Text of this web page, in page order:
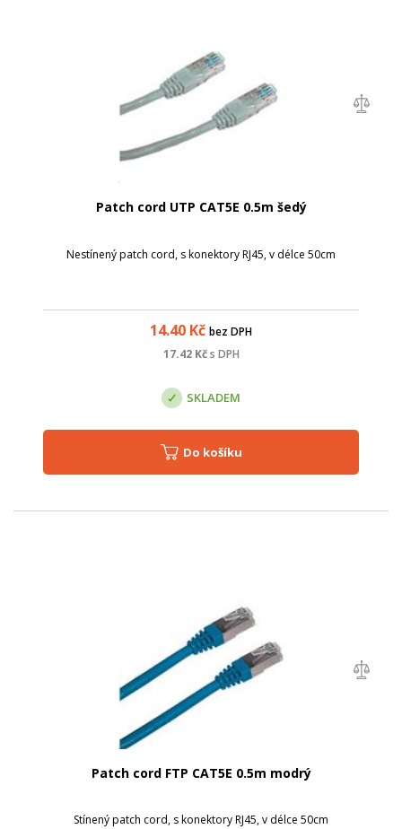
Patch cord UTP CAT5E 0.5m šedý
Nestínený patch cord, s konektory RJ45, v délce 50cm
14.40 Kč bez DPH
17.42Kč s DPH
SKLADEM
Do košíku
Patch cord FTP CAT5E 0.5m modrý
Stínený patch cord, s konektory RJ45, v délce 50cm